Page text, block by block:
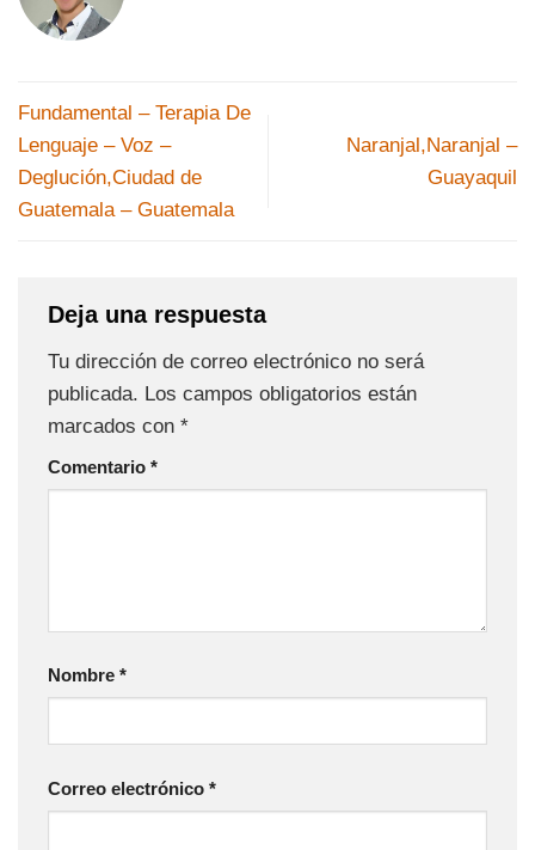
Fundamental – Terapia De
Lenguaje – Voz –
Deglución,Ciudad de
Guatemala – Guatemala
Naranjal,Naranjal –
Guayaquil
Deja una respuesta
Tu dirección de correo electrónico no será
publicada. Los campos obligatorios están
marcados con *
Comentario *
Nombre *
Correo electrónico *